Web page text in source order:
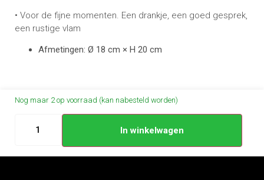
• Voor de fijne momenten. Een drankje, een goed gesprek,
een rustige vlam
Afmetingen: Ø 18 cm × H 20 cm
Nog maar 2 op voorraad (kan nabesteld worden)
In winkelwagen